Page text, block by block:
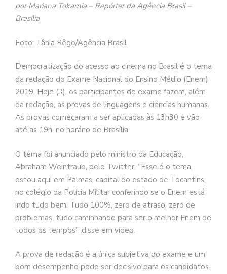
por Mariana Tokarnia – Repórter da Agência Brasil –
Brasília
Foto: Tânia Rêgo/Agência Brasil
Democratização do acesso ao cinema no Brasil é o tema
da redação do Exame Nacional do Ensino Médio (Enem)
2019. Hoje (3), os participantes do exame fazem, além
da redação, as provas de linguagens e ciências humanas.
As provas começaram a ser aplicadas às 13h30 e vão
até as 19h, no horário de Brasília.
O tema foi anunciado pelo ministro da Educação,
Abraham Weintraub, pelo Twitter. “Esse é o tema,
estou aqui em Palmas, capital do estado de Tocantins,
no colégio da Polícia Militar conferindo se o Enem está
indo tudo bem. Tudo 100%, zero de atraso, zero de
problemas, tudo caminhando para ser o melhor Enem de
todos os tempos”, disse em vídeo.
A prova de redação é a única subjetiva do exame e um
bom desempenho pode ser decisivo para os candidatos.